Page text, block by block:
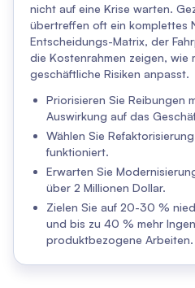
nicht auf eine Krise warten.
übertreffen oft ein komplettes
Entscheidungs-Matrix, der
die Kostenrahmen zeigen, wie
geschäftliche Risiken anpasst.
Priorisieren Sie Reibungen
Auswirkung auf das
Wählen Sie
funktioniert.
Erwarten Sie
über 2 Millionen Dollar.
Zielen Sie auf 20-30 %
und bis zu 40 % mehr
produktbezogene Arbeiten.